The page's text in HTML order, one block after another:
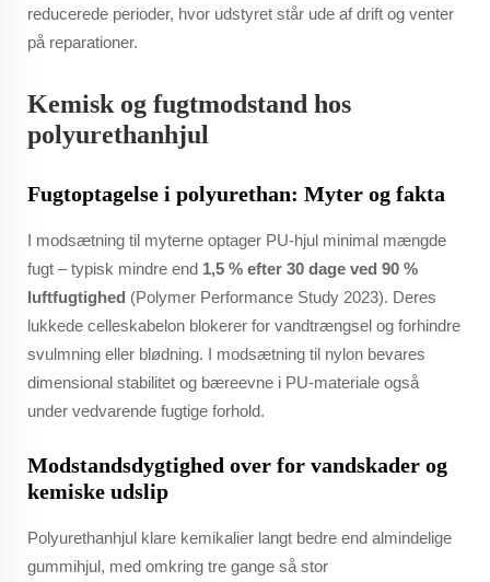
reducerede perioder, hvor udstyret står ude af drift og venter
på reparationer.
Kemisk og fugtmodstand hos
polyurethanhjul
Fugtoptagelse i polyurethan: Myter og fakta
I modsætning til myterne optager PU-hjul minimal mængde
fugt – typisk mindre end 1,5 % efter 30 dage ved 90 %
luftfugtighed (Polymer Performance Study 2023). Deres
lukkede celleskabelon blokerer for vandtrængsel og forhindre
svulmning eller blødning. I modsætning til nylon bevares
dimensional stabilitet og bæreevne i PU-materiale også
under vedvarende fugtige forhold.
Modstandsdygtighed over for vandskader og
kemiske udslip
Polyurethanhjul klare kemikalier langt bedre end almindelige
gummihjul, med omkring tre gange så stor